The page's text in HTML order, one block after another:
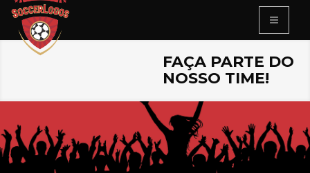
FAÇA PARTE DO
NOSSO TIME!